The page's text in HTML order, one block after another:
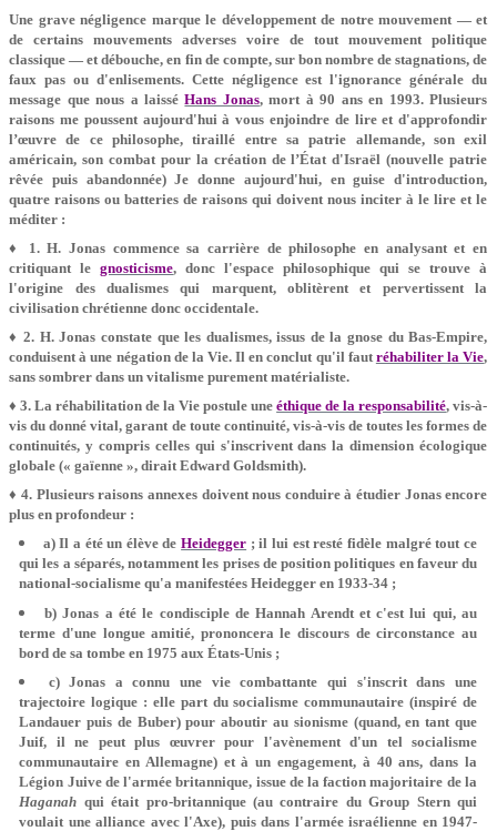
Une grave négligence marque le développement de notre mouvement — et
de certains mouvements adverses voire de tout mouvement politique
classique — et débouche, en fin de compte, sur bon nombre de stagnations, de
faux pas ou d'enlisements. Cette négligence est l'ignorance générale du
message que nous a laisséHans Jonas, mort à 90 ans en 1993. Plusieurs
raisons me poussent aujourd'hui à vous enjoindre de lire et d'approfondir
l’œuvre de ce philosophe, tiraillé entre sa patrie allemande, son exil
américain, son combat pour la création de l’État d'Israël (nouvelle patrie
rêvée puis abandonnée) Je donne aujourd'hui, en guise d'introduction,
quatre raisons ou batteries de raisons qui doivent nous inciter à le lire et le
méditer :
♦ 1. H. Jonas commence sa carrière de philosophe en analysant et en
critiquant legnosticisme, donc l'espace philosophique qui se trouve à
l'origine des dualismes qui marquent, oblitèrent et pervertissent la
civilisation chrétienne donc occidentale.
♦ 2. H. Jonas constate que les dualismes, issus de la gnose du Bas-Empire,
conduisent à une négation de la Vie. Il en conclut qu'il fautréhabiliter la Vie,
sans sombrer dans un vitalisme purement matérialiste.
♦ 3. La réhabilitation de la Vie postule uneéthique de la responsabilité, vis-à-
vis du donné vital, garant de toute continuité, vis-à-vis de toutes les formes de
continuités, y compris celles qui s'inscrivent dans la dimension écologique
globale (« gaïenne », dirait Edward Goldsmith).
♦ 4. Plusieurs raisons annexes doivent nous conduire à étudier Jonas encore
plus en profondeur :
a) Il a été un élève deHeidegger ; il lui est resté fidèle malgré tout ce
qui les a séparés, notamment les prises de position politiques en faveur du
national-socialisme qu'a manifestées Heidegger en 1933-34 ;
b) Jonas a été le condisciple de Hannah Arendt et c'est lui qui, au
terme d'une longue amitié, prononcera le discours de circonstance au
bord de sa tombe en 1975 aux États-Unis ;
c) Jonas a connu une vie combattante qui s'inscrit dans une
trajectoire logique : elle part du socialisme communautaire (inspiré de
Landauer puis de Buber) pour aboutir au sionisme (quand, en tant que
Juif, il ne peut plus œuvrer pour l'avènement d'un tel socialisme
communautaire en Allemagne) et à un engagement, à 40 ans, dans la
Légion Juive de l'armée britannique, issue de la faction majoritaire de la
Haganah qui était pro-britannique (au contraire du Group Stern qui
voulait une alliance avec l'Axe), puis dans l'armée israélienne en 1947-